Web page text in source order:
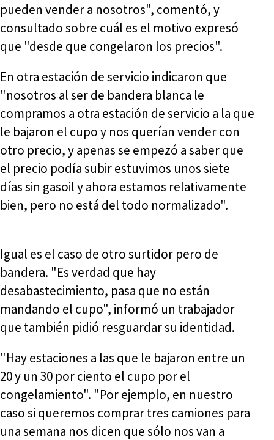
pueden vender a nosotros", comentó, y
consultado sobre cuál es el motivo expresó
que "desde que congelaron los precios".
En otra estación de servicio indicaron que
"nosotros al ser de bandera blanca le
compramos a otra estación de servicio a la que
le bajaron el cupo y nos querían vender con
otro precio, y apenas se empezó a saber que
el precio podía subir estuvimos unos siete
días sin gasoil y ahora estamos relativamente
bien, pero no está del todo normalizado".
Igual es el caso de otro surtidor pero de
bandera. "Es verdad que hay
desabastecimiento, pasa que no están
mandando el cupo", informó un trabajador
que también pidió resguardar su identidad.
"Hay estaciones a las que le bajaron entre un
20 y un 30 por ciento el cupo por el
congelamiento". "Por ejemplo, en nuestro
caso si queremos comprar tres camiones para
una semana nos dicen que sólo nos van a